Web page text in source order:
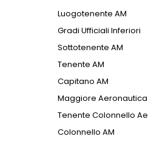
Luogotenente AM
Gradi Ufficiali Inferiori
Sottotenente AM
Tenente AM
Capitano AM
Maggiore Aeronautica
Tenente Colonnello
Colonnello AM